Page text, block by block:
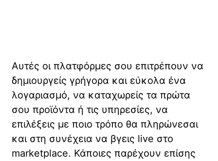
Αυτές οι πλατφόρμες σου επιτρέπουν να
δημιουργείς γρήγορα και εύκολα ένα
λογαριασμό, να καταχωρείς τα πρώτα
σου προϊόντα ή τις υπηρεσίες, να
επιλέξεις με ποιο τρόπο θα πληρώνεσαι
και στη συνέχεια να βγεις live στο
marketplace. Κάποιες παρέχουν επίσης